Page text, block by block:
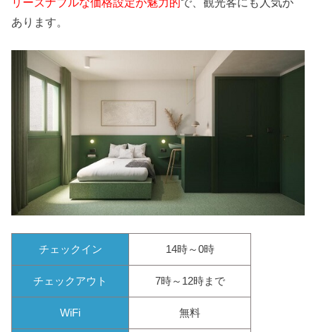
あります。
チェックイン 14時～0時
チェックアウト 7時～12時まで
WiFi 無料